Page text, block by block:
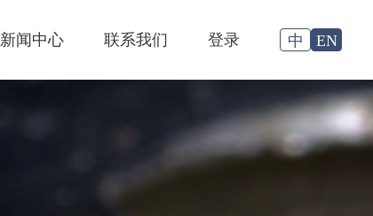
新闻中心 联系我们 登录 中 EN